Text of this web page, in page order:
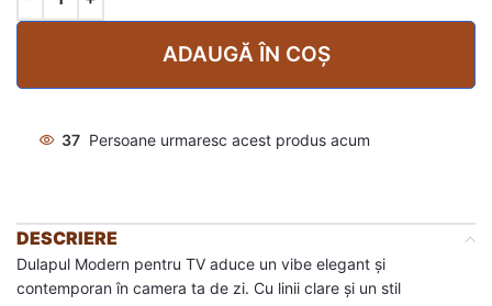
ADAUGĂ ÎN COȘ
37 Persoane urmaresc acest produs acum
DESCRIERE
Dulapul Modern pentru TV aduce un vibe elegant și
contemporan în camera ta de zi. Cu linii clare și un stil